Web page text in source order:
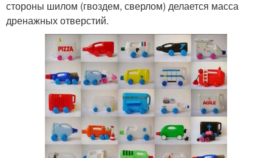
стороны шилом (гвоздем, сверлом) делается масса
дренажных отверстий.